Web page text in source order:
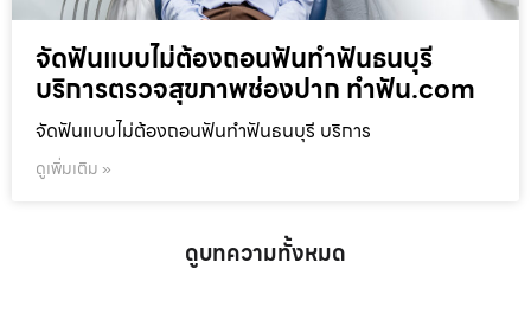
จัดฟันแบบไม่ต้องถอนฟันทำฟันธนบุรี
บริการตรวจสุขภาพช่องปาก ทำฟัน.com
จัดฟันแบบไม่ต้องถอนฟันทำฟันธนบุรี บริการ
ดูเพิ่มเติม »
ดูบทความทั้งหมด